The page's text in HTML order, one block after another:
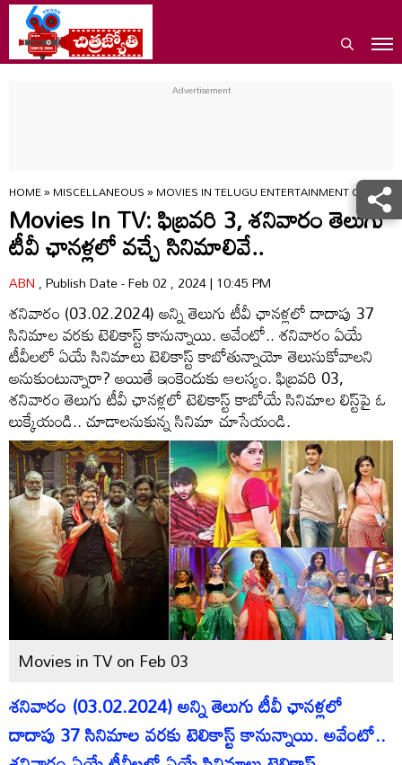
HOME»MISCELLANEOUS»MOVIES IN TELUGU ENTERTAINMENT
Movies In TV: ఫిబ్రవరి 3, శనివారం తెలుగు
టీవీ ఛాన‌ళ్ల‌లో వ‌చ్చే సినిమాలివే..
ABN, Publish Date - Feb 02 , 2024 | 10:45 PM
శనివారం (03.02.2024) అన్ని తెలుగు టీవీ ఛాన‌ళ్ల‌లో దాదాపు 37
సినిమాల వరకు టెలికాస్ట్ కానున్నాయి. అవేంటో.. శనివారం ఏయే
టీవీలలో ఏయే సినిమాలు టెలికాస్ట్ కాబోతున్నాయో తెలుసుకోవాలని
అనుకుంటున్నారా? అయితే ఇంకెందుకు ఆలస్యం. ఫిబ్రవరి 03,
శనివారం తెలుగు టీవీ ఛానళ్లలో టెలికాస్ట్ కాబోయే సినిమాల లిస్ట్‌పై ఓ
లుక్కేయండి.. చూడాలనుకున్న సినిమా చూసేయండి.
Movies in TV on Feb 03
శనివారం (03.02.2024) అన్ని తెలుగు టీవీ ఛాన‌ళ్ల‌లో
దాదాపు 37 సినిమాల వరకు టెలికాస్ట్ కానున్నాయి. అవేంటో..